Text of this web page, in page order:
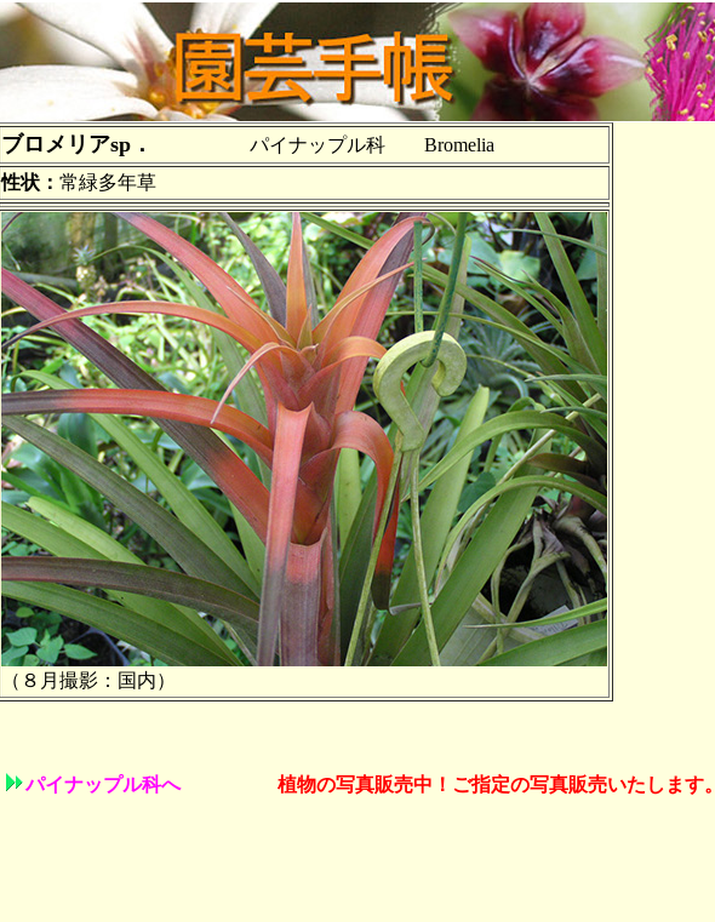
ブロメリアsp．
パイナップル科 Bromelia
性状： 常緑多年草
（８月撮影：国内）
パイナップル科へ 植物の写真販売中！ご指定の写真販売いたします。